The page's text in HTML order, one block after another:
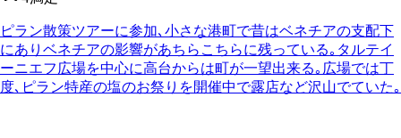
ピラン散策ツアーに参加､小さな港町で昔はベネチアの支配下
にありベネチアの影響があちらこちらに残っている｡タルテイ
ーニエフ広場を中心に高台からは町が一望出来る｡広場では丁
度､ピラン特産の塩のお祭りを開催中で露店など沢山でていた｡